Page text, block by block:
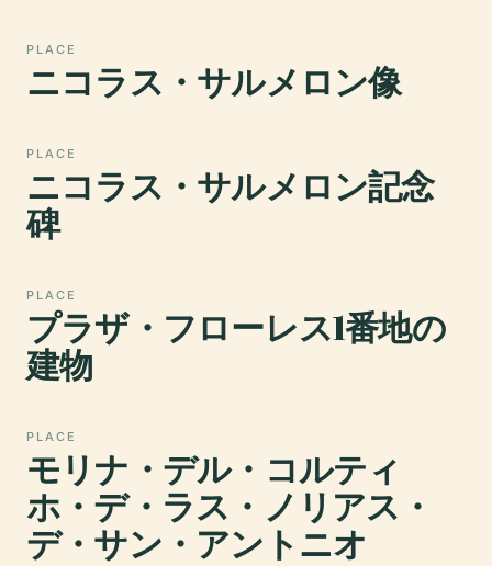
PLACE
ニコラス・サルメロン像
PLACE
ニコラス・サルメロン記念
碑
PLACE
プラザ・フローレス1番地の
建物
PLACE
モリナ・デル・コルティ
ホ・デ・ラス・ノリアス・
デ・サン・アントニオ